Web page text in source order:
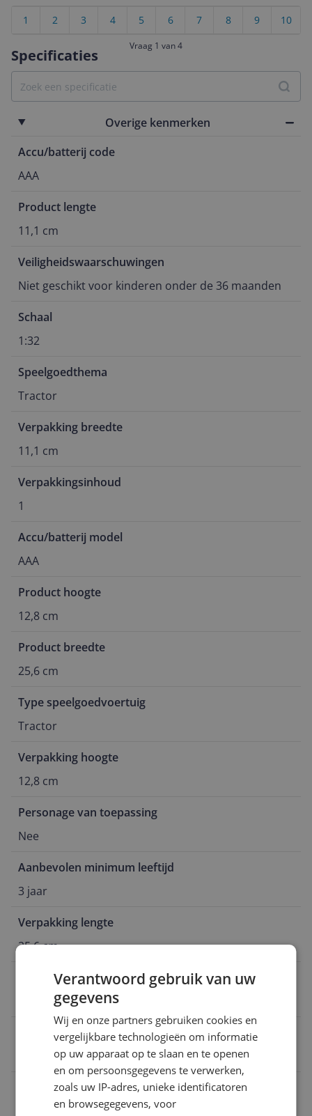
Specificaties
Overige kenmerken
Accu/batterij code
AAA
Product lengte
11,1 cm
Veiligheidswaarschuwingen
Niet geschikt voor kinderen onder de 36 maanden
Schaal
1:32
Speelgoedthema
Tractor
Verpakking breedte
11,1 cm
Verpakkingsinhoud
1
Accu/batterij model
AAA
Product hoogte
12,8 cm
Product breedte
25,6 cm
Type speelgoedvoertuig
Tractor
Verpakking hoogte
12,8 cm
Personage van toepassing
Nee
Aanbevolen minimum leeftijd
3 jaar
Verpakking lengte
25,6 cm
Doelgroep
Jongen/meisje
4006874067886
Mogelijke vereisten instellen en gebruik
10
9
8
7
6
5
4
3
2
1
Vraag 1 van 4
Verantwoord gebruik van uw
gegevens
Wij en onze partners gebruiken cookies en
vergelijkbare technologieën om informatie
op uw apparaat op te slaan en te openen
en om persoonsgegevens te verwerken,
zoals uw IP-adres, unieke identificatoren
en browsegegevens, voor